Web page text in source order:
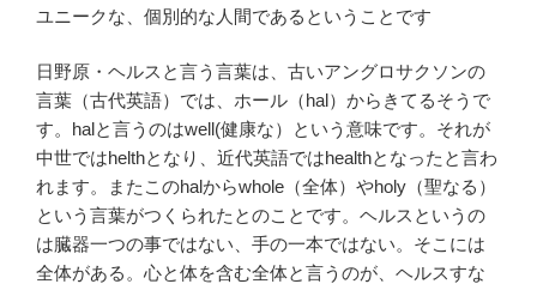
ユニークな、個別的な人間であるということです
日野原・ヘルスと言う言葉は、古いアングロサクソンの
言葉（古代英語）では、ホール（hal）からきてるそうで
す。halと言うのはwell(健康な）という意味です。それが
中世ではhelthとなり、近代英語ではhealthとなったと言わ
れます。またこのhalからwhole（全体）やholy（聖なる）
という言葉がつくられたとのことです。ヘルスというの
は臓器一つの事ではない、手の一本ではない。そこには
全体がある。心と体を含む全体と言うのが、ヘルスすな